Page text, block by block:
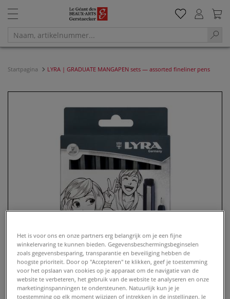
Startpagina LYRA | GRADUATE MANGAPEN sets — assorted fineliner pens
Het is voor ons en onze partners erg belangrijk om je een fijne
winkelervaring te kunnen bieden. Gegevensbeschermingsbeginselen
zoals gegevensbesparing, transparantie en beveiliging hebben de
hoogste prioriteit. Door op "Accepteren" te klikken, geef je toestemming
voor het opslaan van cookies op je apparaat om de navigatie van de
website te verbeteren, het gebruik van de website te analyseren en onze
marketinginspanningen te ondersteunen. Natuurlijk kun je je
toestemming op elk moment wijzigen of intrekken in de instellingen. Je